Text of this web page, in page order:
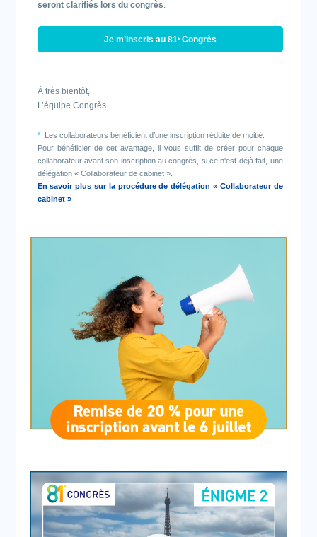
seront clarifiés lors du congrès.
Je m’inscris au 81eCongrès
À très bientôt,
L’équipe Congrès
* Les collaborateurs bénéficient d’une inscription réduite de moitié.
Pour bénéficier de cet avantage, il vous suffit de créer pour chaque
collaborateur avant son inscription au congrès, si ce n'est déjà fait, une
délégation « Collaborateur de cabinet ».
En savoir plus sur la procédure de délégation « Collaborateur de
cabinet »